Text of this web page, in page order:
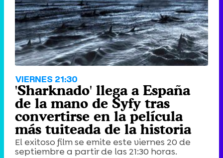
VIERNES 21:30
'Sharknado' llega a España
de la mano de Syfy tras
convertirse en la película
más tuiteada de la historia
El exitoso film se emite este viernes 20 de
septiembre a partir de las 21:30 horas.